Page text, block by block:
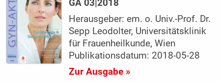
GA 03|2018
Herausgeber: em. o. Univ.-Prof. Dr.
Sepp Leodolter, Universitätsklinik
für Frauenheilkunde, Wien
Publikationsdatum: 2018-05-28
Zur Ausgabe »